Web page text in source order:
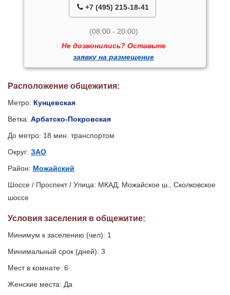
+7 (495) 215-18-41
(08:00 - 20:00)
Не дозвонились? Оставьте
заявку на размещение
Расположение общежития:
Метро: Кунцевская
Ветка: Арбатско-Покровская
До метро: 18 мин. транспортом
Округ: ЗАО
Район: Можайский
Шоссе / Проспект / Улица: МКАД, Можайское ш., Сколковское
шоссе
Условия заселения в общежитие:
Минимум к заселению (чел): 1
Минимальный срок (дней): 3
Мест в комнате: 6
Женские места: Да